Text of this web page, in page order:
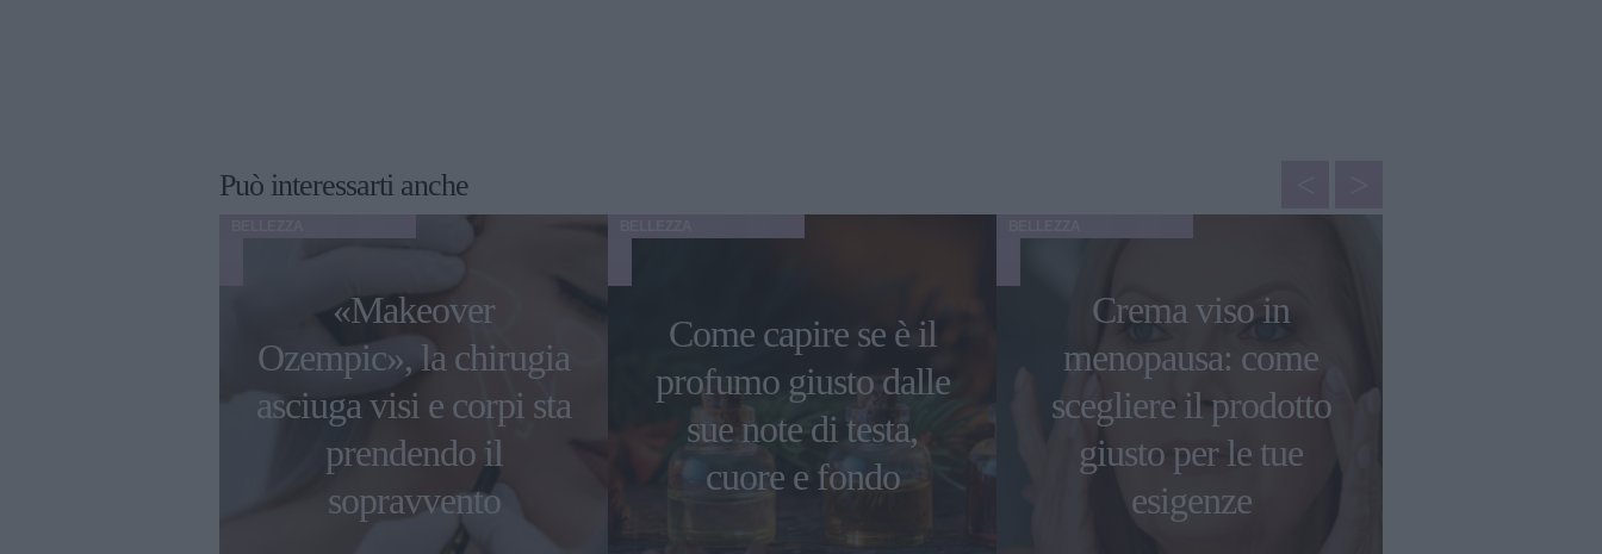
Può interessarti anche
«Makeover
Ozempic», la chirugia
asciuga visi e corpi sta
prendendo il
sopravvento
Come capire se è il
profumo giusto dalle
sue note di testa,
cuore e fondo
Crema viso in
menopausa: come
scegliere il prodotto
giusto per le tue
esigenze